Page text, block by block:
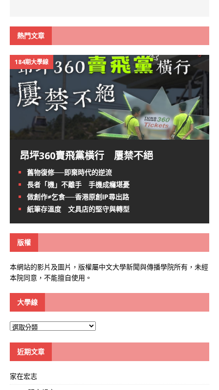
熱門文章
184期大學線
昂坪360賣飛黨橫行 屢禁不絕
舊物復修──即棄時代的逆流
長者「機」不離手 手機成癮堪憂
做創作≠乞食──香港原創IP尋出路
紙筆存溫度 文具店的堅守與轉型
版權
本網站的影片及圖片，版權屬中文大學新聞與傳播學院所有，未經
本院同意，不能擅自使用。
大學線
大
近期文章
家在宏志